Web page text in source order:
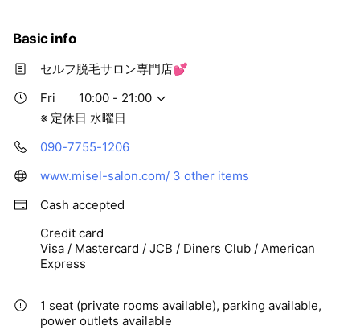
Basic info
セルフ脱毛サロン専門店💕
Fri
10:00 - 21:00
※ 定休日 水曜日
090-7755-1206
www.misel-salon.com/ 3 other items
Cash accepted
Credit card
Visa / Mastercard / JCB / Diners Club / American
Express
1 seat (private rooms available), parking available,
power outlets available